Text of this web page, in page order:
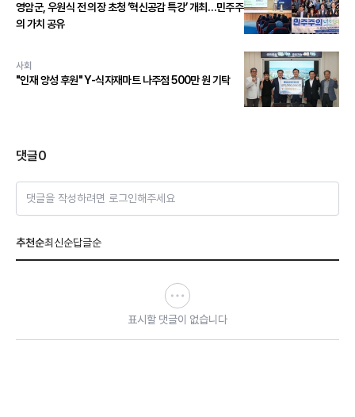
영암군, 우원식 전 의장 초청 ‘혁신공감 특강’ 개최…민주주
의 가치 공유
사회
"인재 양성 후원" Y-식자재마트 나주점 500만 원 기탁
댓글0
댓글을 작성하려면 로그인해주세요
추천순최신순답글순
표시할 댓글이 없습니다